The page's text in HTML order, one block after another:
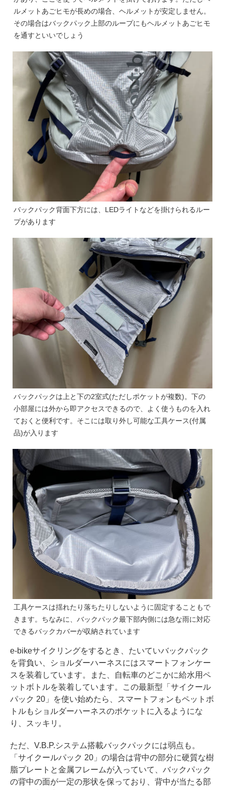
ルメットあごヒモが長めの場合、ヘルメットが安定しません。
その場合はバックパック上部のループにもヘルメットあごヒモ
を通すといいでしょう
バックパック背面下方には、LEDライトなどを掛けられるルー
プがあります
バックパックは上と下の2室式(ただしポケットが複数)。下の
小部屋には外から即アクセスできるので、よく使うものを入れ
ておくと便利です。そこには取り外し可能な工具ケース(付属
品)が入ります
工具ケースは揺れたり落ちたりしないように固定することもで
きます。ちなみに、バックパック最下部内側には急な雨に対応
できるバックカバーが収納されています
e-bikeサイクリングをするとき、たいていバックパック
を背負い、ショルダーハーネスにはスマートフォンケー
スを装着しています。また、自転車のどこかに給水用ペ
ットボトルを装着しています。この最新型「サイクール
パック 20」を使い始めたら、スマートフォンもペットボ
トルもショルダーハーネスのポケットに入るようにな
り、スッキリ。
ただ、V.B.P.システム搭載バックパックには弱点も。
「サイクールパック 20」の場合は背中の部分に硬質な樹
脂プレートと金属フレームが入っていて、バックパック
の背中の面が一定の形状を保っており、背中が当たる部